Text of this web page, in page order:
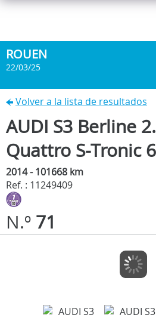
ROUEN
22/03/25
Volver a la lista de resultados
AUDI S3 Berline
Quattro S-Tronic 6
2014 - 101668 km
Ref. : 11249409
N.º 71